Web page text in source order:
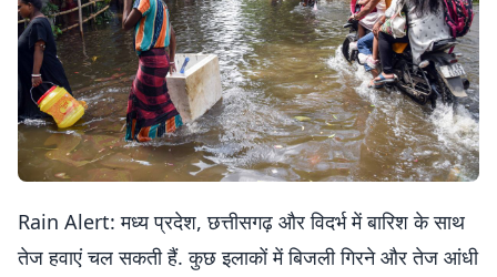
Rain Alert: मध्य प्रदेश, छत्तीसगढ़ और विदर्भ में बारिश के साथ
तेज हवाएं चल सकती हैं. कुछ इलाकों में बिजली गिरने और तेज आंधी